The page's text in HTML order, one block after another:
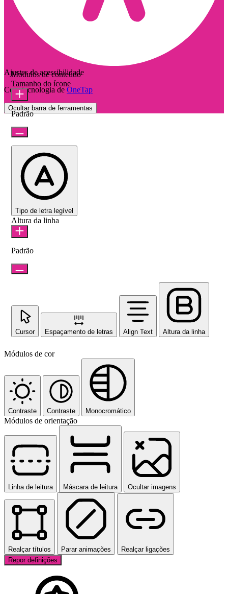
Ajustes de acessibilidade
Com tecnologia de OneTap
Ocultar barra de ferramentas
Módulos de conteúdo
Tamanho do ícone
Padrão
Tipo de letra legível
Altura da linha
Padrão
Cursor Espaçamento de letras Align Text Altura da linha
Módulos de cor
Contraste Contraste Monocromático
Módulos de orientação
Linha de leitura Máscara de leitura Ocultar imagens
Realçar títulos Parar animações
Realçar ligações
Repor definições